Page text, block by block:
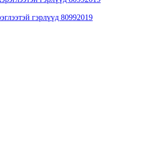
гэрлүүд 80992019